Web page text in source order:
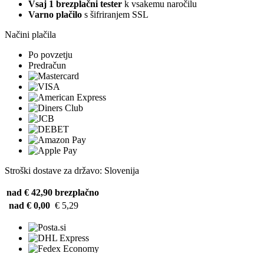
Vsaj 1 brezplačni tester k vsakemu naročilu
Varno plačilo s šifriranjem SSL
Načini plačila
Po povzetju
Predračun
Stroški dostave za državo: Slovenija
nad € 42,90 brezplačno
nad € 0,00 € 5,29